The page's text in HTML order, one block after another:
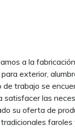
a la
exterior,
de trabajo se
satisfacer las
su oferta de